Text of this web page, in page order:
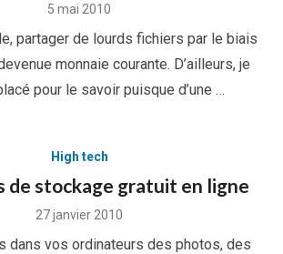
Posted
5 mai 2010
partager de lourds fichiers par le biais
monnaie courante. D’ailleurs, je
pour le savoir puisque d’une …
High tech
de stockage gratuit en ligne
Posted
27 janvier 2010
dans vos ordinateurs des photos, des